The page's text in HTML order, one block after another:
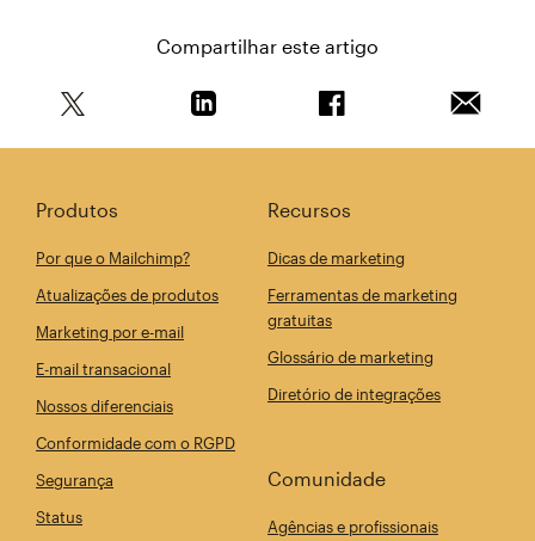
Compartilhar este artigo
Produtos
Por que o Mailchimp?
Atualizações de produtos
Marketing por e-mail
E-mail transacional
Nossos diferenciais
Conformidade com o RGPD
Segurança
Status
Recursos
Dicas de marketing
Ferramentas de marketing
gratuitas
Glossário de marketing
Diretório de integrações
Comunidade
Agências e profissionais